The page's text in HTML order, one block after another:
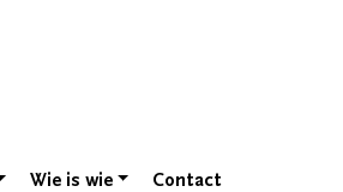
Wie is wie Contact